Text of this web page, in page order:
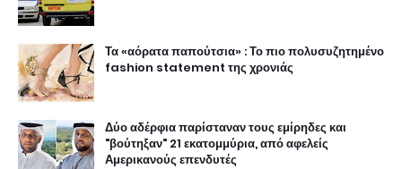
Τα «αόρατα παπούτσια» : Το πιο πολυσυζητημένο
fashion statement της χρονιάς
Δύο αδέρφια παρίσταναν τους εμίρηδες και
"βούτηξαν" 21 εκατομμύρια, από αφελείς
Αμερικανούς επενδυτές